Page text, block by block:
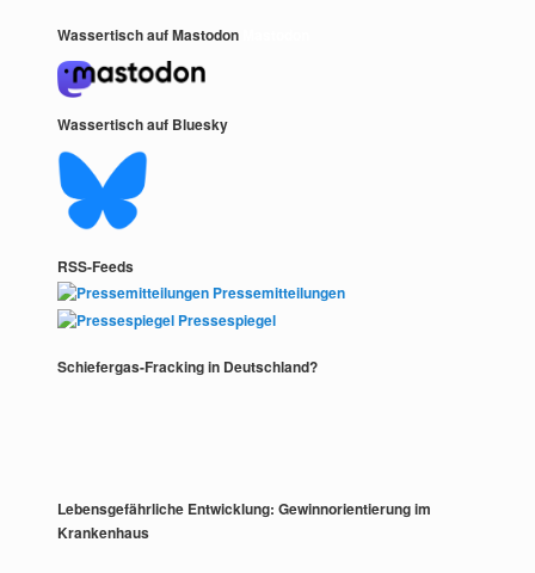
Wassertisch auf Mastodon
Wassertisch auf Bluesky
RSS-Feeds
Pressemitteilungen
Pressespiegel
Schiefergas-Fracking in Deutschland?
Lebensgefährliche Entwicklung: Gewinnorientierung im
Krankenhaus